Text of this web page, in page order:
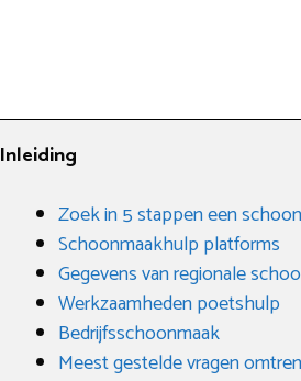
Inleiding
Zoek in 5 stappen een
Schoonmaakhulp platforms
Gegevens van regionale
Werkzaamheden poetshulp
Bedrijfsschoonmaak
Meest gestelde vragen